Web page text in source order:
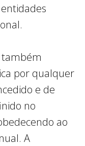
também
por qualquer
e de
no
ao
A